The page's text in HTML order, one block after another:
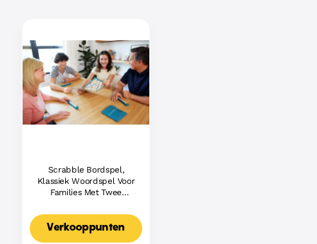
Scrabble Bordspel,
Klassiek Woordspel Voor
Families Met Twee
Voor 2-4 Spelers,
Nederlandse Editie
Verkooppunten